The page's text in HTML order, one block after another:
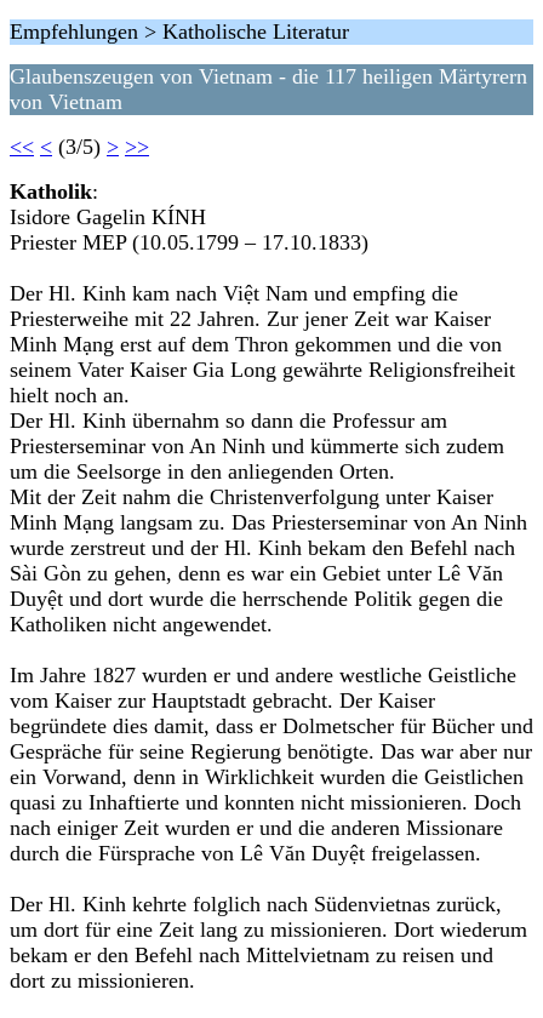
Empfehlungen > Katholische Literatur
Glaubenszeugen von Vietnam - die 117 heiligen Märtyrern
von Vietnam
<< < (3/5) > >>
Katholik:
Isidore Gagelin KÍNH
Priester MEP (10.05.1799 – 17.10.1833)
Der Hl. Kinh kam nach Việt Nam und empfing die
Priesterweihe mit 22 Jahren. Zur jener Zeit war Kaiser
Minh Mạng erst auf dem Thron gekommen und die von
seinem Vater Kaiser Gia Long gewährte Religionsfreiheit
hielt noch an.
Der Hl. Kinh übernahm so dann die Professur am
Priesterseminar von An Ninh und kümmerte sich zudem
um die Seelsorge in den anliegenden Orten.
Mit der Zeit nahm die Christenverfolgung unter Kaiser
Minh Mạng langsam zu. Das Priesterseminar von An Ninh
wurde zerstreut und der Hl. Kinh bekam den Befehl nach
Sài Gòn zu gehen, denn es war ein Gebiet unter Lê Văn
Duyệt und dort wurde die herrschende Politik gegen die
Katholiken nicht angewendet.
Im Jahre 1827 wurden er und andere westliche Geistliche
vom Kaiser zur Hauptstadt gebracht. Der Kaiser
begründete dies damit, dass er Dolmetscher für Bücher und
Gespräche für seine Regierung benötigte. Das war aber nur
ein Vorwand, denn in Wirklichkeit wurden die Geistlichen
quasi zu Inhaftierte und konnten nicht missionieren. Doch
nach einiger Zeit wurden er und die anderen Missionare
durch die Fürsprache von Lê Văn Duyệt freigelassen.
Der Hl. Kinh kehrte folglich nach Südenvietnas zurück,
um dort für eine Zeit lang zu missionieren. Dort wiederum
bekam er den Befehl nach Mittelvietnam zu reisen und
dort zu missionieren.